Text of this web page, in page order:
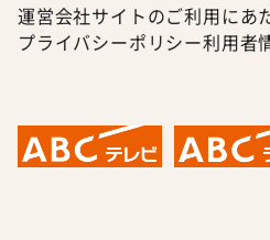
運営会社サイトのご利用にあ
プライバシーポリシー利用者